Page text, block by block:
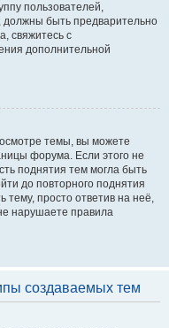
пользователей,
быть предварительно
свяжитесь с
дополнительной
темы, вы можете
форума. Если этого не
поднятия тем могла быть
до повторного поднятия
просто ответив на неё,
нарушаете правила
создаваемых тем